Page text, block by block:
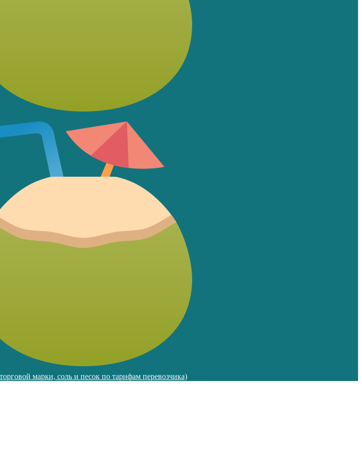
марки, соль и песок по тарифам перевозчика)